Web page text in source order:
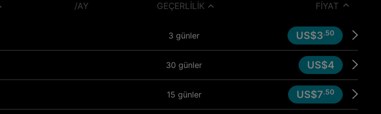
/AY GEÇERLILIK FIYAT
3 günler US$3.50
30 günler US$4
15 günler US$7.50